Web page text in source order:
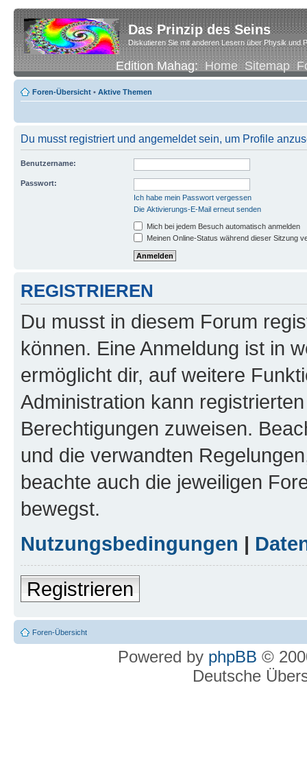
Das Prinzip des Seins
Diskutieren Sie mit anderen Lesern über Physik und
Edition Mahag:Home Sitemap
Foren-Übersicht • Aktive Themen
Du musst registriert und angemeldet sein, um Profile
Benutzername:
Passwort:
Ich habe mein Passwort vergessen
Die Aktivierungs-E-Mail erneut senden
Mich bei jedem Besuch automatisch anmelden
Meinen Online-Status während dieser Sitzung
REGISTRIEREN
Du musst in diesem Forum
können. Eine Anmeldung ist in
ermöglicht dir, auf weitere
Administration kann
Berechtigungen zuweisen.
und die verwandten
beachte auch die jeweiligen
bewegst.
Nutzungsbedingungen |
Registrieren
Foren-Übersicht
Powered by phpBB ©
Deutsche